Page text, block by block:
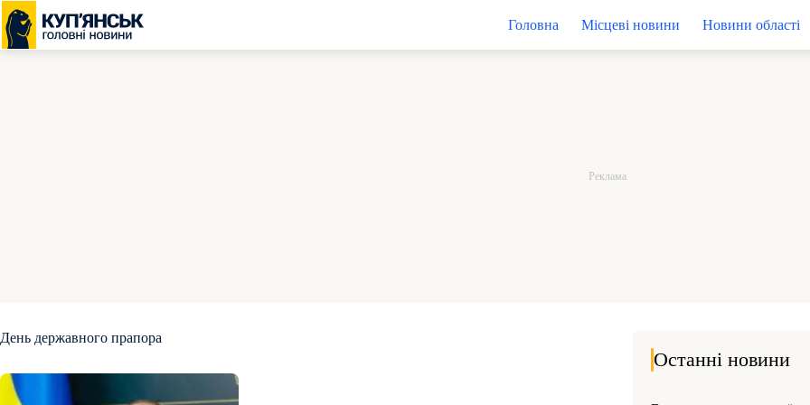
Перейти
до
вмісту
Головна Місцеві новини Новини області
День державного прапора
Останні новини